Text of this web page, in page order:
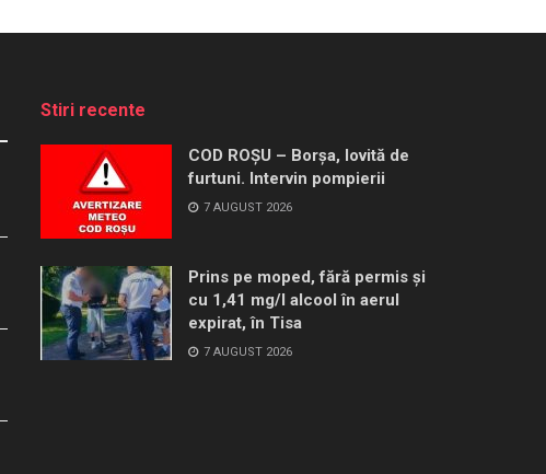
Stiri recente
COD ROȘU – Borșa, lovită de
furtuni. Intervin pompierii
7 AUGUST 2026
Prins pe moped, fără permis și
cu 1,41 mg/l alcool în aerul
expirat, în Tisa
7 AUGUST 2026